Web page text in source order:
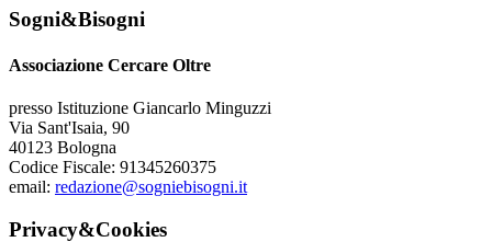
Sogni&Bisogni
Associazione Cercare Oltre
presso Istituzione Giancarlo Minguzzi
Via Sant'Isaia, 90
40123 Bologna
Codice Fiscale: 91345260375
email: redazione@sogniebisogni.it
Privacy&Cookies